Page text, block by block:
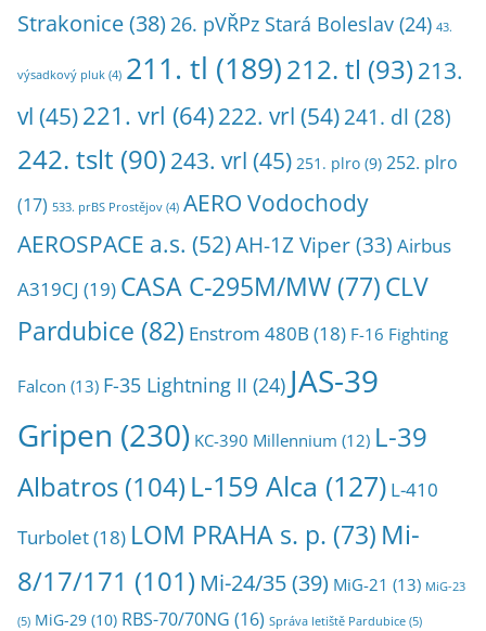
Strakonice(38) 26. pVŘPz Stará Boleslav (24) 43.
výsadkový pluk (4) 211. tl (189)212. tl (93)213.
vl (45)221. vrl (64)222. vrl (54) 241. dl (28)
242. tslt (90)243. vrl (45) 251. plro (9) 252. plro
(17) 533. prBS Prostějov (4) AERO Vodochody
AEROSPACE a.s. (52)AH-1Z Viper(33) Airbus
A319CJ (19) CASA C-295M/MW (77)CLV
Pardubice (82) Enstrom 480B (18) F-16 Fighting
Falcon (13) F-35 Lightning II (24) JAS-39
Gripen (230) KC-390 Millennium (12) L-39
Albatros (104)L-159 Alca (127) L-410
Turbolet(18) LOM PRAHA s. p. (73) Mi-
8/17/171 (101) Mi-24/35(39) MiG-21 (13) MiG-23
(5) MiG-29 (10) RBS-70/70NG (16) Správa letiště Pardubice (5)